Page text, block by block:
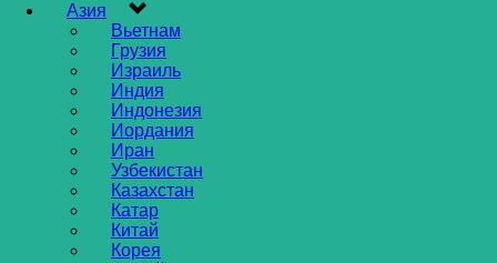
Азия
Вьетнам
Грузия
Израиль
Индия
Индонезия
Иордания
Иран
Узбекистан
Казахстан
Катар
Китай
Корея